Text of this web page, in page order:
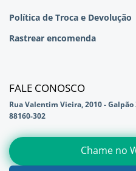
Política de Troca e Devolução
Rastrear encomenda
FALE CONOSCO
Rua Valentim Vieira, 2010 - Galpão
88160-302
Chame no